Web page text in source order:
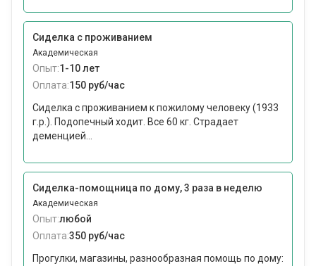
Сиделка с проживанием
Академическая
Опыт:1-10 лет
Оплата:150 руб/час
Сиделка с проживанием к пожилому человеку (1933
г.р.). Подопечный ходит. Все 60 кг. Страдает
деменцией...
Сиделка-помощница по дому, 3 раза в неделю
Академическая
Опыт:любой
Оплата:350 руб/час
Прогулки, магазины, разнообразная помощь по дому: